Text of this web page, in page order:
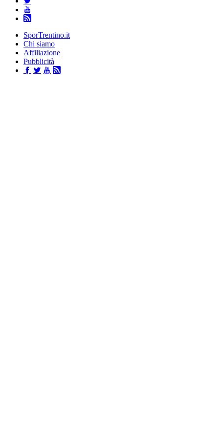
SporTrentino.it
Chi siamo
Affiliazione
Pubblicità